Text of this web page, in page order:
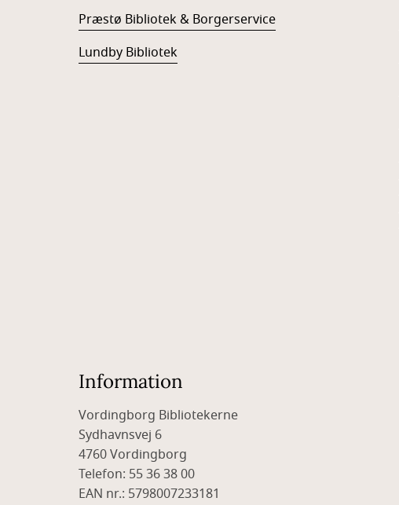
Præstø Bibliotek & Borgerservice
Lundby Bibliotek
Information
Vordingborg Bibliotekerne
Sydhavnsvej 6
4760 Vordingborg
Telefon: 55 36 38 00
EAN nr.: 5798007233181